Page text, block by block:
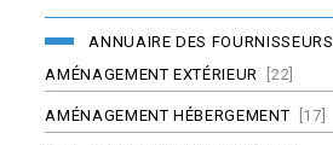
ANNUAIRE DES FOURNISSEURS
AMÉNAGEMENT EXTÉRIEUR
[22]
AMÉNAGEMENT HÉBERGEMENT [17]